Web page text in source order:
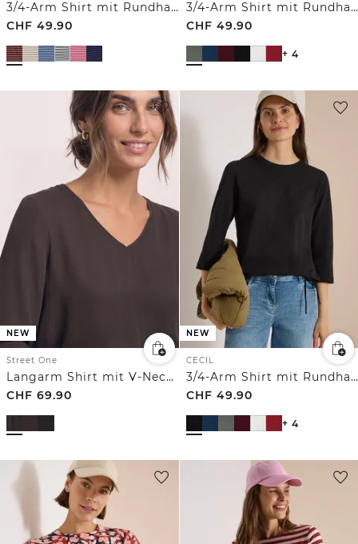
3/4-Arm Shirt mit Rundhals und Streifen
CHF 49.90
3/4-Arm Shirt mit Rundhals in Unifarbe
CHF 49.90
+ 4
NEW
Street One
Langarm Shirt mit V-Neck und Strukturmix
CHF 69.90
NEW
CECIL
3/4-Arm Shirt mit Rundhals in Unifarbe
CHF 49.90
+ 4